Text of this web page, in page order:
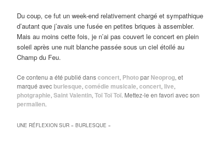
Du coup, ce fut un week-end relativement chargé et sympathique
d’autant que j’avais une fusée en petites briques à assembler.
Mais au moins cette fois, je n’ai pas couvert le concert en plein
soleil après une nuit blanche passée sous un ciel étoilé au
Champ du Feu.
Ce contenu a été publié dansconcert, Photopar Neoprog, et
marqué avec burlesque,comédie musicale,concert, live,
photgraphie,Saint Valentin,Toï Toï Toï. Mettez-le en favori avec son
permalien.
UNE RÉFLEXION SUR «BURLESQUE »